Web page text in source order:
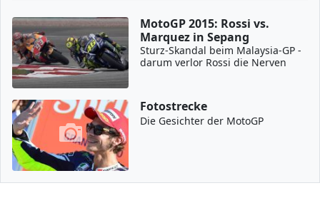
MotoGP 2015: Rossi vs.
Marquez in Sepang
Sturz-Skandal beim Malaysia-GP -
darum verlor Rossi die Nerven
Fotostrecke
Die Gesichter der MotoGP